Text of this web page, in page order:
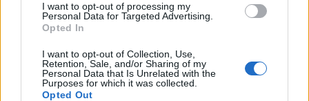
I want to opt-out of processing my
Personal Data for Targeted Advertising.
Opted In
I want to opt-out of Collection, Use,
Retention, Sale, and/or Sharing of my
Personal Data that Is Unrelated with the
Purposes for which it was collected.
Opted Out
Quanto alla Borsa, ci sarà una doppia
in Piazza Affarie alla Borsa di Oslo. Non solo,
dal punto del vista del capitale complessivamente
sarà in mani italiane il 17% della società (10,6%